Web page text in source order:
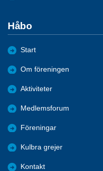
Håbo
Start
Om föreningen
Aktiviteter
Medlemsforum
Föreningar
Kulbra grejer
Kontakt